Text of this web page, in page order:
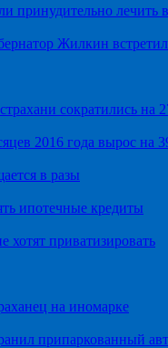
принудительно лечить
Жилкин
сократились на
2016 года вырос на
в разы
ипотечные кредиты
хотят приватизировать
на иномарке
припаркованный